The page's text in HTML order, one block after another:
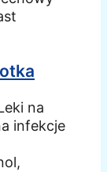
na
infekcje